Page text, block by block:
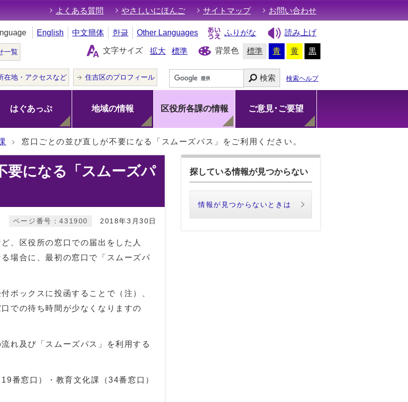
よくある質問 やさしいにほんご サイトマップ お問い合わせ
English 中文簡体 한글 Other Languages ふりがな 読み上げ
一覧 文字サイズ 拡大 標準 背景色 標準 青 黄 黒
在地・アクセスなど 住吉区のプロフィール 検索 検索ヘルプ
はぐあっぷ 地域の情報 区役所各課の情報 ご意見･ご要望
窓口ごとの並び直しが不要になる「スムーズパス」をご利用ください。
要になる「スムーズパ
2018年3月30日
ページ番号：431900
、区役所の窓口での届出をした人
場合に、最初の窓口で「スムーズパ
ボックスに投函することで（注）、
での待ち時間が少なくなりますの
れ及び「スムーズパス」を利用する
番窓口）・教育文化課（34番窓口）
探している情報が見つからない
情報が見つからないときは